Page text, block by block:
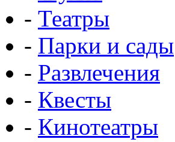
- Театры
- Парки и сады
- Развлечения
- Квесты
- Кинотеатры